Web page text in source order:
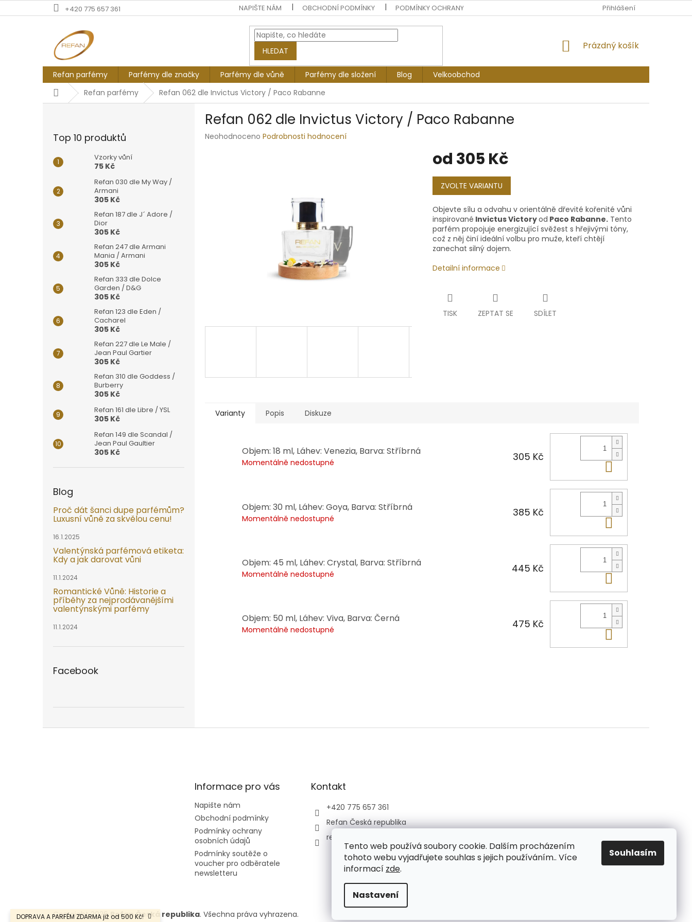
Tento web používá soubory cookie. Dalším procházením
tohoto webu vyjadřujete souhlas s jejich používáním.. Více
informací zde.
Nastavení
Souhlasím
na
DOPRAVA A PARFÉM ZDARMA již od 500 Kč!
+420 775 657 361 NAPIŠTE NÁM OBCHODNÍ PODMÍNKY PODMÍNKY OCHRANY OSOBNÍCH ÚDAJŮ PODMÍNKY SOUTĚŽE O VOUCHER PRO
Přihlášení
HLEDAT
NÁKUPNÍ
Prázdný košík
Refan parfémy Parfémy dle značky Parfémy dle vůně Parfémy dle složení Blog
Velkoobchod
DomůRefan parfémy Refan 062 dle Invictus Victory / Paco Rabanne
Top 10 produktů
Vzorky vůní
75 Kč
Refan 030 dle My Way /
Armani
305 Kč
Refan 187 dle J´ Adore /
Dior
305 Kč
Refan 247 dle Armani
Mania / Armani
305 Kč
Refan 333 dle Dolce
Garden / D&G
305 Kč
Refan 123 dle Eden /
Cacharel
305 Kč
Refan 227 dle Le Male /
Jean Paul Gartier
305 Kč
Refan 310 dle Goddess /
Burberry
305 Kč
Refan 161 dle Libre / YSL
305 Kč
Refan 149 dle Scandal /
Jean Paul Gaultier
305 Kč
Blog
Proč dát šanci dupe parfémům?
Luxusní vůně za skvělou cenu!
16.1.2025
Valentýnská parfémová etiketa:
Kdy a jak darovat vůni
11.1.2024
Romantické Vůně: Historie a
příběhy za nejprodávanějšími
valentýnskými parfémy
11.1.2024
Facebook
Refan 062 dle Invictus Victory / Paco Rabanne
Průměrné
Neohodnoceno Podrobnosti hodnocení
od 305 Kč
Měrná
cena:
ZVOLTE VARIANTU
Objevte sílu a odvahu v orientálně dřevité kořenité vůni
inspirované Invictus Victoryod Paco Rabanne.Tento
parfém propojuje energizující svěžest s hřejivými tóny,
což z něj činí ideální volbu pro muže, kteří chtějí
zanechat silný dojem.
Detailní informace
TISK ZEPTAT SE SDÍLET
Varianty Popis Diskuze
Objem: 18 ml, Láhev: Venezia, Barva: Stříbrná
Momentálně nedostupné 305 Kč
Objem: 30 ml, Láhev: Goya, Barva: Stříbrná
Momentálně nedostupné 385 Kč
Do košíku
Objem: 45 ml, Láhev: Crystal, Barva: Stříbrná
Momentálně nedostupné 445 Kč
Objem: 50 ml, Láhev: Viva, Barva: Černá
Momentálně nedostupné 475 Kč
Do košíku
Informace pro vás
Napište nám
Obchodní podmínky
Podmínky ochrany
osobních údajů
Podmínky soutěže o
voucher pro odběratele
newsletteru
Kontakt
+420 775 657 361
Refan Česká republika
refan_czech_republic
Copyright 2026 Refan Česká republika. Všechna práva vyhrazena.